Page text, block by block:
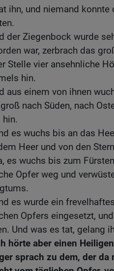
ihn, und niemand
der Ziegenbock wurde
war, zerbrach das
Stelle vier ansehnliche
hin.
aus einem von ihnen
nach Süden, nach
hin.
es wuchs bis an das
Heer und von den
es wuchs bis zum
Opfer weg und
es wurde ein
Opfers eingesetzt,
Und was es tat, gelang
hörte aber einen
sprach zu dem, der da